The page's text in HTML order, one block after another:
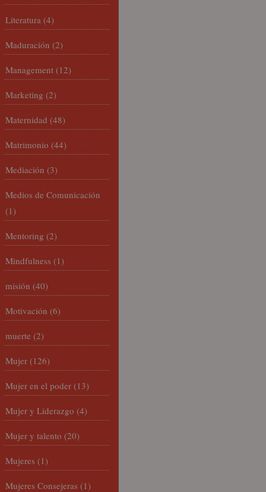
Literatura (4)
Maduración (2)
Management (12)
Marketing (2)
Maternidad (48)
Matrimonio (44)
Mediación (3)
Medios de Comunicación
(1)
Mentoring (2)
Mindfulness (1)
misión (40)
Motivación (6)
muerte (2)
Mujer (126)
Mujer en el poder (13)
Mujer y Liderazgo (4)
Mujer y talento (20)
Mujeres (1)
Mujeres Consejeras (1)